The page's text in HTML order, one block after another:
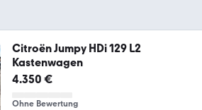
Citroën Jumpy HDi 129 L2
Kastenwagen
4.350 €
Ohne Bewertung